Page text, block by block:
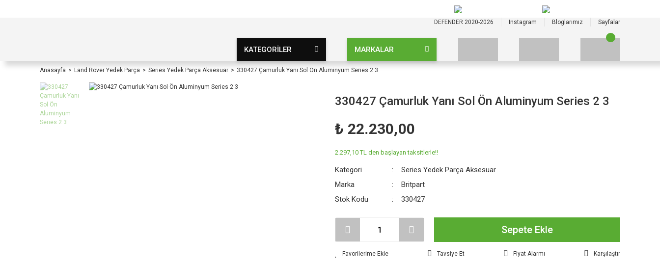
DEFENDER 2020-2026 Instagram Bloglarımız Sayfalar
KATEGORİLER MARKALAR
Anasayfa Land Rover Yedek Parça Series Yedek Parça Aksesuar 330427 Çamurluk Yanı Sol Ön Aluminyum Series 2 3
330427 Çamurluk Yanı Sol Ön Aluminyum Series 2 3
₺ 22.230,00
2.297,10 TL den başlayan taksitlerle!!
Kategori
Series Yedek Parça Aksesuar
Marka
Britpart
Stok Kodu
330427
Sepete Ekle
Tavsiye Et Fiyat Alarmı Karşılaştır